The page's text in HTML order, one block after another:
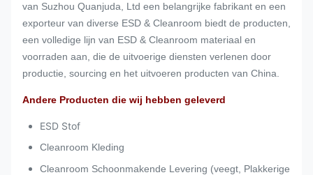
van Suzhou Quanjuda, Ltd een belangrijke fabrikant en een
exporteur van diverse ESD & Cleanroom biedt de producten,
een volledige lijn van ESD & Cleanroom materiaal en
voorraden aan, die de uitvoerige diensten verlenen door
productie, sourcing en het uitvoeren producten van China.
Andere Producten die wij hebben geleverd
ESD Stof
Cleanroom Kleding
Cleanroom Schoonmakende Levering (veegt, Plakkerige